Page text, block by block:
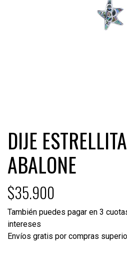
DIJE
ABALONE
$35.900
También puedes pagar en 3
intereses
Envíos gratis por compras